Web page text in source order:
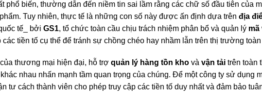
phổ biến, thường dẫn đến niềm tin sai lầm rằng các chữ số đầu tiên của
Tuy nhiên, thực tế là những con số này được ấn định dựa trênđịa
tế_ bởiGS1, tổ chức toàn cầu chịu trách nhiệm phân bổ và quản lý mã
tiền tố cụ thể để tránh sự chồng chéo hay nhầm lẫn trên thị trường toàn
thương mại hiện đại, hỗ trợquản lý hàng tồn kho vàvận tải trên toàn
nhau nhấn mạnh tầm quan trọng của chúng. Để một công ty sử dụng
tư cách thành viên cho phép truy cập các tiền tố duy nhất và đảm bảo